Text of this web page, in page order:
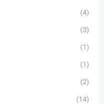
(4)
(3)
(1)
(1)
(2)
(14)